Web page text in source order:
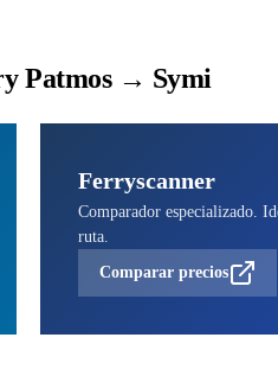
Patmos → Symi
Ferryscanner
Comparador especializado.
ruta.
Comparar precios